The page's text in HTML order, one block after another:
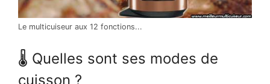
Le multicuiseur aux 12 fonctions...
🌡 Quelles sont ses modes de
cuisson ?